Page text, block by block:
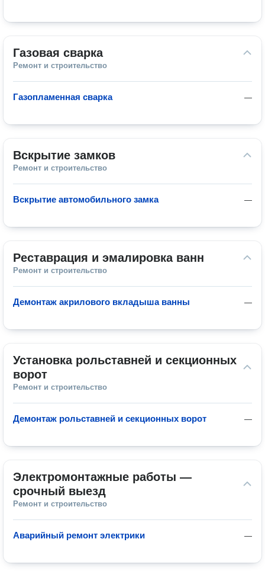
Газовая сварка
Ремонт и строительство
—
Газопламенная сварка
Вскрытие замков
Ремонт и строительство
—
Вскрытие автомобильного замка
Реставрация и эмалировка ванн
Ремонт и строительство
—
Демонтаж акрилового вкладыша ванны
Установка рольставней и секционных
ворот
Ремонт и строительство
—
Демонтаж рольставней и секционных ворот
Электромонтажные работы —
срочный выезд
Ремонт и строительство
—
Аварийный ремонт электрики